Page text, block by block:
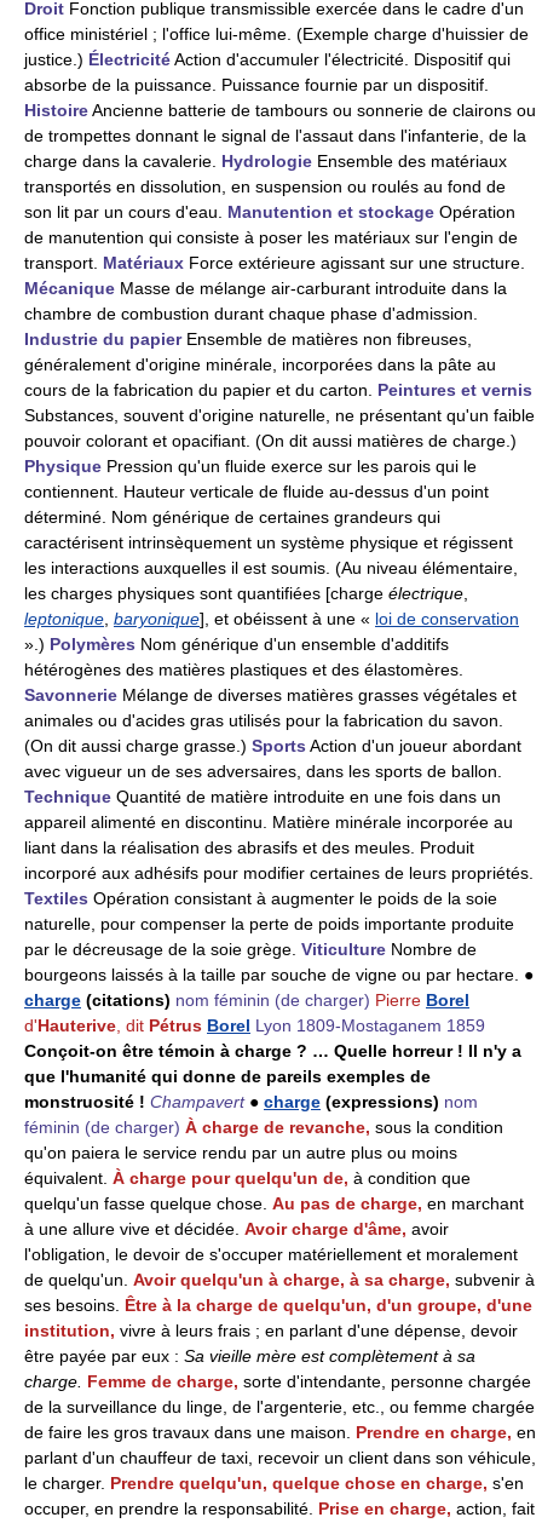
Droit Fonction publique transmissible exercée dans le cadre d'un
office ministériel ; l'office lui-même. (Exemple charge d'huissier de
justice.) ÉlectricitéAction d'accumuler l'électricité. Dispositif qui
absorbe de la puissance. Puissance fournie par un dispositif.
HistoireAncienne batterie de tambours ou sonnerie de clairons ou
de trompettes donnant le signal de l'assaut dans l'infanterie, de la
charge dans la cavalerie. Hydrologie Ensemble des matériaux
transportés en dissolution, en suspension ou roulés au fond de
son lit par un cours d'eau. Manutention et stockage Opération
de manutention qui consiste à poser les matériaux sur l'engin de
transport. Matériaux Force extérieure agissant sur une structure.
Mécanique Masse de mélange air-carburant introduite dans la
chambre de combustion durant chaque phase d'admission.
Industrie du papierEnsemble de matières non fibreuses,
généralement d'origine minérale, incorporées dans la pâte au
cours de la fabrication du papier et du carton. Peintures et vernis
Substances, souvent d'origine naturelle, ne présentant qu'un faible
pouvoir colorant et opacifiant. (On dit aussi matières de charge.)
Physique Pression qu'un fluide exerce sur les parois qui le
contiennent. Hauteur verticale de fluide au-dessus d'un point
déterminé. Nom générique de certaines grandeurs qui
caractérisent intrinsèquement un système physique et régissent
les interactions auxquelles il est soumis. (Au niveau élémentaire,
les charges physiques sont quantifiées [charge électrique,
leptonique, baryonique], et obéissent à une « loi de conservation
».) Polymères Nom générique d'un ensemble d'additifs
hétérogènes des matières plastiques et des élastomères.
Savonnerie Mélange de diverses matières grasses végétales et
animales ou d'acides gras utilisés pour la fabrication du savon.
(On dit aussi charge grasse.) Sports Action d'un joueur abordant
avec vigueur un de ses adversaires, dans les sports de ballon.
Technique Quantité de matière introduite en une fois dans un
appareil alimenté en discontinu. Matière minérale incorporée au
liant dans la réalisation des abrasifs et des meules. Produit
incorporé aux adhésifs pour modifier certaines de leurs propriétés.
Textiles Opération consistant à augmenter le poids de la soie
naturelle, pour compenser la perte de poids importante produite
par le décreusage de la soie grège. Viticulture Nombre de
bourgeons laissés à la taille par souche de vigne ou par hectare. ●
charge (citations) nom féminin (de charger) Pierre Borel
d'Hauterive, dit Pétrus Borel Lyon 1809-Mostaganem 1859
Conçoit-on être témoin à charge ? … Quelle horreur ! Il n'y a
que l'humanité qui donne de pareils exemples de
monstruosité ! Champavert ● charge (expressions) nom
féminin (de charger) À charge de revanche, sous la condition
qu'on paiera le service rendu par un autre plus ou moins
équivalent. À charge pour quelqu'un de, à condition que
quelqu'un fasse quelque chose. Au pas de charge, en marchant
à une allure vive et décidée. Avoir charge d'âme, avoir
l'obligation, le devoir de s'occuper matériellement et moralement
de quelqu'un. Avoir quelqu'un à charge, à sa charge, subvenir à
ses besoins. Être à la charge de quelqu'un, d'un groupe, d'une
institution, vivre à leurs frais ; en parlant d'une dépense, devoir
être payée par eux : Sa vieille mère est complètement à sa
charge. Femme de charge, sorte d'intendante, personne chargée
de la surveillance du linge, de l'argenterie, etc., ou femme chargée
de faire les gros travaux dans une maison. Prendre en charge, en
parlant d'un chauffeur de taxi, recevoir un client dans son véhicule,
le charger. Prendre quelqu'un, quelque chose en charge, s'en
occuper, en prendre la responsabilité. Prise en charge, action, fait